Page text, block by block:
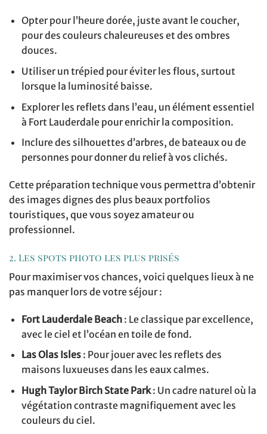
Opter pour l’heure dorée, juste avant le coucher,
pour des couleurs chaleureuses et des ombres
douces.
Utiliser un trépied pour éviter les flous, surtout
lorsque la luminosité baisse.
Explorer les reflets dans l’eau, un élément essentiel
à Fort Lauderdale pour enrichir la composition.
Inclure des silhouettes d’arbres, de bateaux ou de
personnes pour donner du relief à vos clichés.
Cette préparation technique vous permettra d’obtenir
des images dignes des plus beaux portfolios
touristiques, que vous soyez amateur ou
professionnel.
2. Les spots photo les plus prisés
Pour maximiser vos chances, voici quelques lieux à ne
pas manquer lors de votre séjour :
Fort Lauderdale Beach: Le classique par excellence,
avec le ciel et l’océan en toile de fond.
Las Olas Isles: Pour jouer avec les reflets des
maisons luxueuses dans les eaux calmes.
Hugh Taylor Birch State Park: Un cadre naturel où la
végétation contraste magnifiquement avec les
couleurs du ciel.